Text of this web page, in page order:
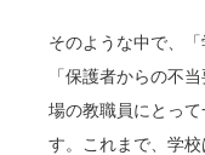
そのような中で、
「保護者からの不
場の教職員にとっ
す。これまで、学